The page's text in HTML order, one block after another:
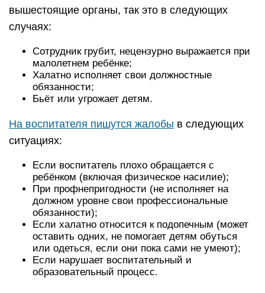
вышестоящие органы, так это в следующих
случаях:
Сотрудник грубит, нецензурно выражается при
малолетнем ребёнке;
Халатно исполняет свои должностные
обязанности;
Бьёт или угрожает детям.
На воспитателя пишутся жалобы в следующих
ситуациях:
Если воспитатель плохо обращается с
ребёнком (включая физическое насилие);
При профнепригодности (не исполняет на
должном уровне свои профессиональные
обязанности);
Если халатно относится к подопечным (может
оставить одних, не помогает детям обуться
или одеться, если они пока сами не умеют);
Если нарушает воспитательный и
образовательный процесс.